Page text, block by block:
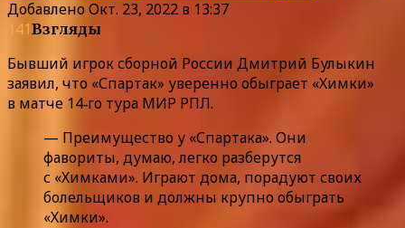
Добавлено Окт. 23, 2022 в 13:37
141Взгляды
Бывший игрок сборной России Дмитрий Булыкин
заявил, что «Спартак» уверенно обыграет «Химки»
в матче 14‑го тура МИР РПЛ.
— Преимущество у «Спартака». Они
фавориты, думаю, легко разберутся
с «Химками». Играют дома, порадуют своих
болельщиков и должны крупно обыграть
«Химки».